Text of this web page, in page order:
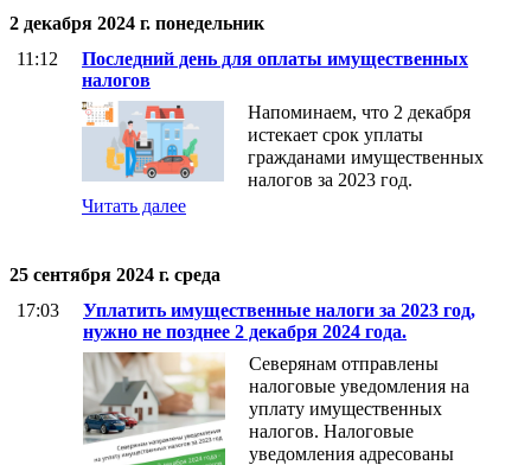
2 декабря 2024 г. понедельник
11:12
Последний день для оплаты имущественных
налогов
Напоминаем, что 2 декабря
истекает срок уплаты
гражданами имущественных
налогов за 2023 год.
Читать далее
25 сентября 2024 г. среда
17:03
Уплатить имущественные налоги за 2023 год,
нужно не позднее 2 декабря 2024 года.
Северянам отправлены
налоговые уведомления на
уплату имущественных
налогов. Налоговые
уведомления адресованы